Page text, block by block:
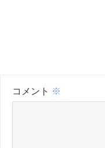
コメント ※